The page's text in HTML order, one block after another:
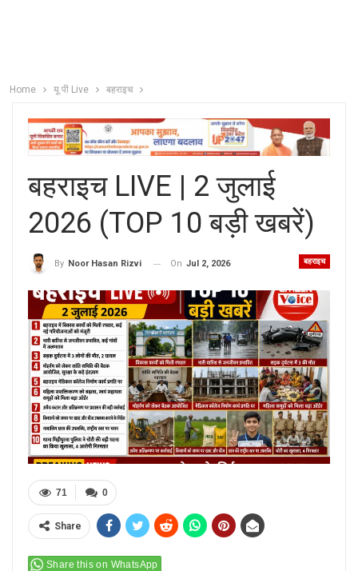
Home यू पी Live बहराइच
बहराइच LIVE | 2 जुलाई
2026 (TOP 10 बड़ी खबरें)
बहराइच
By Noor Hasan Rizvi On Jul 2, 2026
0
71
Share
Share this on WhatsApp